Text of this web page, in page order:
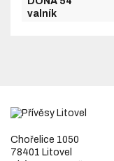
valník
Chořelice 1050
78401 Litovel